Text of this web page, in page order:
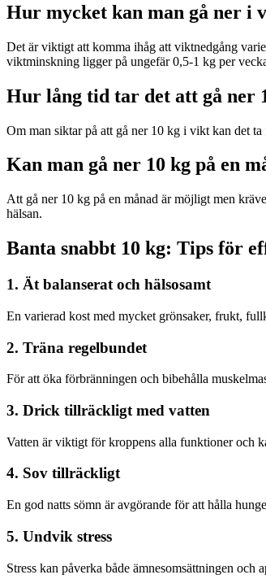
Hur mycket kan man gå ner i
Det är viktigt att komma ihåg att viktnedgång
viktminskning ligger på ungefär 0,5-1 kg per
Hur lång tid tar det att gå ner
Om man siktar på att gå ner 10 kg i vikt kan det
Kan man gå ner 10 kg på en
Att gå ner 10 kg på en månad är möjligt men
hälsan.
Banta snabbt 10 kg: Tips för
1. Ät balanserat och hälsosamt
En varierad kost med mycket grönsaker, frukt,
2. Träna regelbundet
För att öka förbränningen och bibehålla
3. Drick tillräckligt med vatten
Vatten är viktigt för kroppens alla funktioner och
4. Sov tillräckligt
En god natts sömn är avgörande för att hålla
5. Undvik stress
Stress kan påverka både ämnesomsättningen